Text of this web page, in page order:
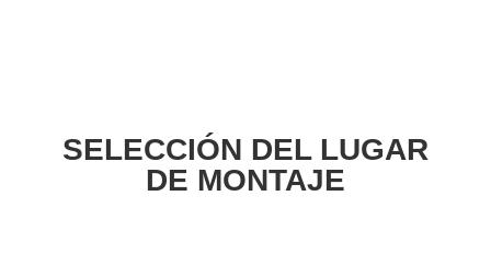
SELECCIÓN DEL LUGAR
DE MONTAJE